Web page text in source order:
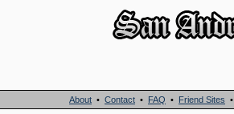
About • Contact • FAQ • Friend Sites